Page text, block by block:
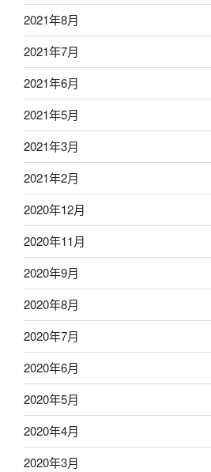
2021年8月
2021年7月
2021年6月
2021年5月
2021年3月
2021年2月
2020年12月
2020年11月
2020年9月
2020年8月
2020年7月
2020年6月
2020年5月
2020年4月
2020年3月